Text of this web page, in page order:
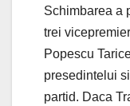
Schimbarea a
trei
Popescu
presedintelui
partid. Daca